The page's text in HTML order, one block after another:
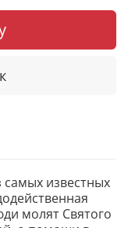
известных
молят Святого